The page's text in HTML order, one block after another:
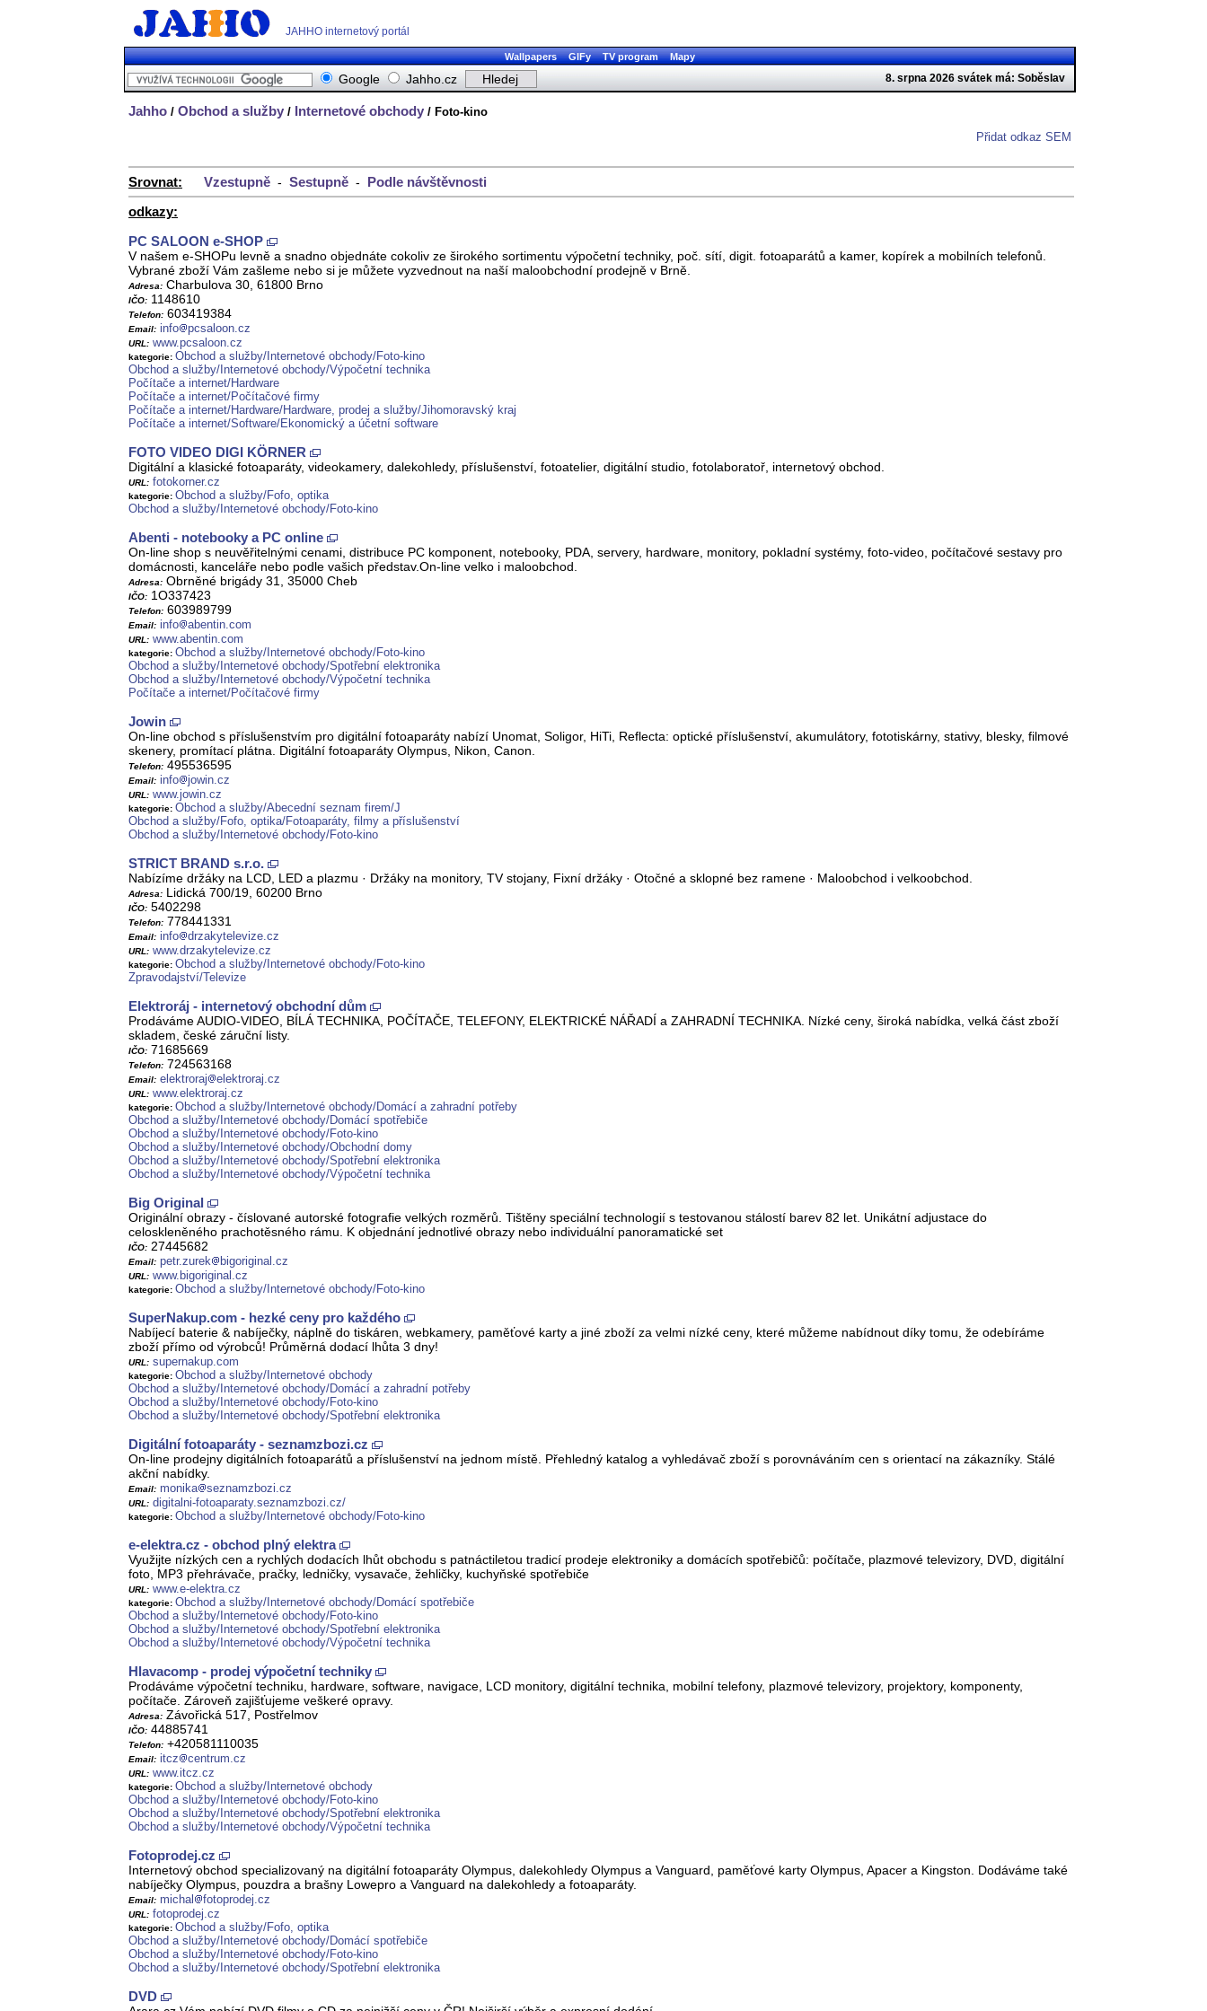
JAHHO internetový portál
Wallpapers GIFy TV program Mapy
8. srpna 2026 svátek má: Soběslav
Google Jahho.cz
Jahho / Obchod a služby / Internetové obchody / Foto-kino
Přidat odkaz SEM
Srovnat: Vzestupně - Sestupně - Podle návštěvnosti
odkazy:
PC SALOON e-SHOP
V našem e-SHOPu levně a snadno objednáte cokoliv ze širokého sortimentu výpočetní techniky, poč. sítí, digit. fotoaparátů a kamer, kopírek a mobilních telefonů.
Vybrané zboží Vám zašleme nebo si je můžete vyzvednout na naší maloobchodní prodejně v Brně.
Adresa: Charbulova 30, 61800 Brno
IČO: 1148610
Telefon: 603419384
Email: info pcsaloon.cz
URL: www.pcsaloon.cz
kategorie: Obchod a služby/Internetové obchody/Foto-kino
Obchod a služby/Internetové obchody/Výpočetní technika
Počítače a internet/Hardware
Počítače a internet/Počítačové firmy
Počítače a internet/Hardware/Hardware, prodej a služby/Jihomoravský kraj
Počítače a internet/Software/Ekonomický a účetní software
FOTO VIDEO DIGI KÖRNER
Digitální a klasické fotoaparáty, videokamery, dalekohledy, příslušenství, fotoatelier, digitální studio, fotolaboratoř, internetový obchod.
URL: fotokorner.cz
kategorie: Obchod a služby/Fofo, optika
Obchod a služby/Internetové obchody/Foto-kino
Abenti - notebooky a PC online
On-line shop s neuvěřitelnými cenami, distribuce PC komponent, notebooky, PDA, servery, hardware, monitory, pokladní systémy, foto-video, počítačové sestavy pro
domácnosti, kanceláře nebo podle vašich představ.On-line velko i maloobchod.
Adresa: Obrněné brigády 31, 35000 Cheb
IČO: 1O337423
Telefon: 603989799
Email: info abentin.com
URL: www.abentin.com
kategorie: Obchod a služby/Internetové obchody/Foto-kino
Obchod a služby/Internetové obchody/Spotřební elektronika
Obchod a služby/Internetové obchody/Výpočetní technika
Počítače a internet/Počítačové firmy
Jowin
On-line obchod s příslušenstvím pro digitální fotoaparáty nabízí Unomat, Soligor, HiTi, Reflecta: optické příslušenství, akumulátory, fototiskárny, stativy, blesky, filmové
skenery, promítací plátna. Digitální fotoaparáty Olympus, Nikon, Canon.
Telefon: 495536595
Email: info jowin.cz
URL: www.jowin.cz
kategorie: Obchod a služby/Abecední seznam firem/J
Obchod a služby/Fofo, optika/Fotoaparáty, filmy a příslušenství
Obchod a služby/Internetové obchody/Foto-kino
STRICT BRAND s.r.o.
Nabízíme držáky na LCD, LED a plazmu · Držáky na monitory, TV stojany, Fixní držáky · Otočné a sklopné bez ramene · Maloobchod i velkoobchod.
Adresa: Lidická 700/19, 60200 Brno
IČO: 5402298
Telefon: 778441331
Email: info drzakytelevize.cz
URL: www.drzakytelevize.cz
kategorie: Obchod a služby/Internetové obchody/Foto-kino
Zpravodajství/Televize
Elektroráj - internetový obchodní dům
Prodáváme AUDIO-VIDEO, BÍLÁ TECHNIKA, POČÍTAČE, TELEFONY, ELEKTRICKÉ NÁŘADÍ a ZAHRADNÍ TECHNIKA. Nízké ceny, široká nabídka, velká část zboží
skladem, české záruční listy.
IČO: 71685669
Telefon: 724563168
Email: elektroraj elektroraj.cz
URL: www.elektroraj.cz
kategorie: Obchod a služby/Internetové obchody/Domácí a zahradní potřeby
Obchod a služby/Internetové obchody/Domácí spotřebiče
Obchod a služby/Internetové obchody/Foto-kino
Obchod a služby/Internetové obchody/Obchodní domy
Obchod a služby/Internetové obchody/Spotřební elektronika
Obchod a služby/Internetové obchody/Výpočetní technika
Big Original
Originální obrazy - číslované autorské fotografie velkých rozměrů. Tištěny speciální technologií s testovanou stálostí barev 82 let. Unikátní adjustace do
celoskleněného prachotěsného rámu. K objednání jednotlivé obrazy nebo individuální panoramatické set
IČO: 27445682
Email: petr.zurek bigoriginal.cz
URL: www.bigoriginal.cz
kategorie: Obchod a služby/Internetové obchody/Foto-kino
SuperNakup.com - hezké ceny pro každého
Nabíjecí baterie & nabíječky, náplně do tiskáren, webkamery, paměťové karty a jiné zboží za velmi nízké ceny, které můžeme nabídnout díky tomu, že odebíráme
zboží přímo od výrobců! Průměrná dodací lhůta 3 dny!
URL: supernakup.com
kategorie: Obchod a služby/Internetové obchody
Obchod a služby/Internetové obchody/Domácí a zahradní potřeby
Obchod a služby/Internetové obchody/Foto-kino
Obchod a služby/Internetové obchody/Spotřební elektronika
Digitální fotoaparáty - seznamzbozi.cz
On-line prodejny digitálních fotoaparátů a příslušenství na jednom místě. Přehledný katalog a vyhledávač zboží s porovnáváním cen s orientací na zákazníky. Stálé
akční nabídky.
Email: monika seznamzbozi.cz
URL: digitalni-fotoaparaty.seznamzbozi.cz/
kategorie: Obchod a služby/Internetové obchody/Foto-kino
e-elektra.cz - obchod plný elektra
Využijte nízkých cen a rychlých dodacích lhůt obchodu s patnáctiletou tradicí prodeje elektroniky a domácích spotřebičů: počítače, plazmové televizory, DVD, digitální
foto, MP3 přehrávače, pračky, ledničky, vysavače, žehličky, kuchyňské spotřebiče
URL: www.e-elektra.cz
kategorie: Obchod a služby/Internetové obchody/Domácí spotřebiče
Obchod a služby/Internetové obchody/Foto-kino
Obchod a služby/Internetové obchody/Spotřební elektronika
Obchod a služby/Internetové obchody/Výpočetní technika
Hlavacomp - prodej výpočetní techniky
Prodáváme výpočetní techniku, hardware, software, navigace, LCD monitory, digitální technika, mobilní telefony, plazmové televizory, projektory, komponenty,
počítače. Zároveň zajišťujeme veškeré opravy.
Adresa: Závořická 517, Postřelmov
IČO: 44885741
Telefon: +420581110035
Email: itcz centrum.cz
URL: www.itcz.cz
kategorie: Obchod a služby/Internetové obchody
Obchod a služby/Internetové obchody/Foto-kino
Obchod a služby/Internetové obchody/Spotřební elektronika
Obchod a služby/Internetové obchody/Výpočetní technika
Fotoprodej.cz
Internetový obchod specializovaný na digitální fotoaparáty Olympus, dalekohledy Olympus a Vanguard, paměťové karty Olympus, Apacer a Kingston. Dodáváme také
nabíječky Olympus, pouzdra a brašny Lowepro a Vanguard na dalekohledy a fotoaparáty.
Email: michal fotoprodej.cz
URL: fotoprodej.cz
kategorie: Obchod a služby/Fofo, optika
Obchod a služby/Internetové obchody/Domácí spotřebiče
Obchod a služby/Internetové obchody/Foto-kino
Obchod a služby/Internetové obchody/Spotřební elektronika
DVD